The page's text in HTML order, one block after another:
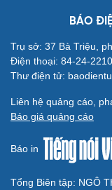
BÁO
Trụ sở: 37 Bà Triệu,
Điện thoại: 84-24-
Thư điện tử:
Liên hệ quảng cáo,
Báo giá quảng cáo
Báo in
Tổng Biên tập: NGÔ